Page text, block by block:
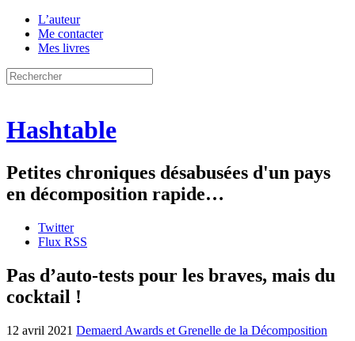
L’auteur
Me contacter
Mes livres
Hashtable
Petites chroniques désabusées d'un pays
en décomposition rapide…
Twitter
Flux RSS
Pas d’auto-tests pour les braves, mais du
cocktail !
12 avril 2021 Demaerd Awards et Grenelle de la Décomposition